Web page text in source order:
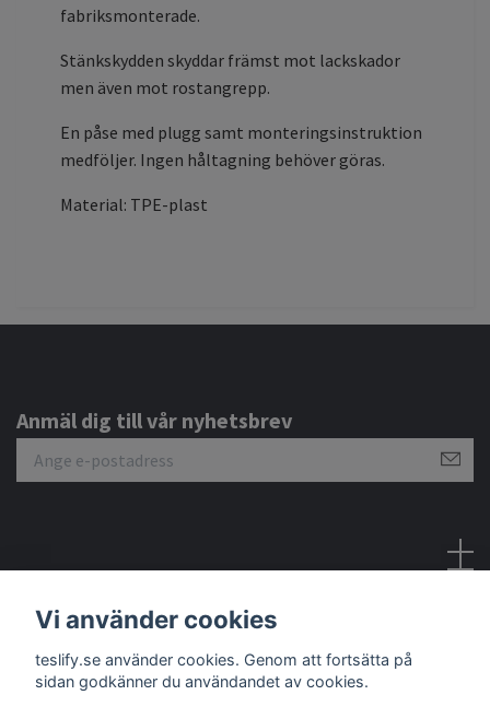
fabriksmonterade.
Stänkskydden skyddar främst mot lackskador
men även mot rostangrepp.
En påse med plugg samt monteringsinstruktion
medföljer. Ingen håltagning behöver göras.
Material: TPE-plast
Anmäl dig till vår nyhetsbrev
Vi använder cookies
teslify.se använder cookies. Genom att fortsätta på
sidan godkänner du användandet av cookies.